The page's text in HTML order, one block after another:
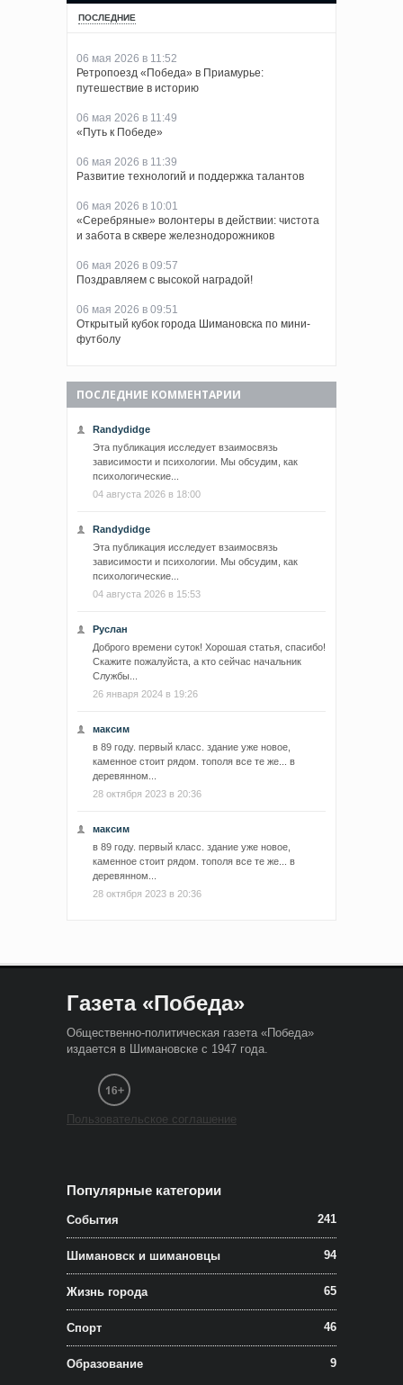
ПОСЛЕДНИЕ
06 мая 2026 в 11:52
Ретропоезд «Победа» в Приамурье:
путешествие в историю
06 мая 2026 в 11:49
«Путь к Победе»
06 мая 2026 в 11:39
Развитие технологий и поддержка талантов
06 мая 2026 в 10:01
«Серебряные» волонтеры в действии: чистота
и забота в сквере железнодорожников
06 мая 2026 в 09:57
Поздравляем с высокой наградой!
06 мая 2026 в 09:51
Открытый кубок города Шимановска по мини-
футболу
ПОСЛЕДНИЕ КОММЕНТАРИИ
Randydidge
Эта публикация исследует взаимосвязь
зависимости и психологии. Мы обсудим, как
психологические...
04 августа 2026 в 18:00
Randydidge
Эта публикация исследует взаимосвязь
зависимости и психологии. Мы обсудим, как
психологические...
04 августа 2026 в 15:53
Руслан
Доброго времени суток! Хорошая статья, спасибо!
Скажите пожалуйста, а кто сейчас начальник
Службы...
26 января 2024 в 19:26
максим
в 89 году. первый класс. здание уже новое,
каменное стоит рядом. тополя все те же... в
деревянном...
28 октября 2023 в 20:36
максим
в 89 году. первый класс. здание уже новое,
каменное стоит рядом. тополя все те же... в
деревянном...
28 октября 2023 в 20:36
Газета «Победа»
Общественно-политическая газета «Победа»
издается в Шимановске с 1947 года.
Пользовательское соглашение
Популярные категории
События 241
Шимановск и шимановцы 94
Жизнь города 65
Спорт 46
Образование 9